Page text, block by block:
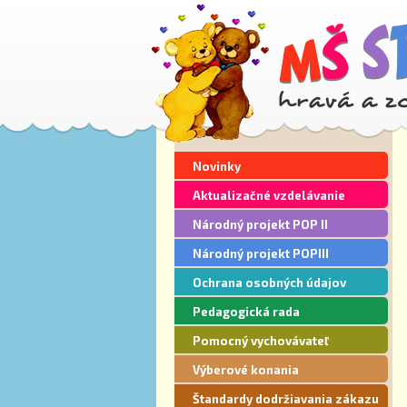
Novinky
Aktualizačné vzdelávanie
Národný projekt POP II
Národný projekt POPIII
Ochrana osobných údajov
Pedagogická rada
Pomocný vychovávateľ
Výberové konania
Štandardy dodržiavania zákazu